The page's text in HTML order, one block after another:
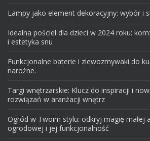
Lampy jako element dekoracyjny: wybór i
Idealna pościel dla dzieci w 2024 roku:
i estetyka snu
Funkcjonalne baterie i zlewozmywaki do
narożne.
Targi wnętrzarskie: Klucz do inspiracji i
rozwiązań w aranżacji wnętrz
Ogród w Twoim stylu: odkryj magię małej
ogrodowej i jej funkcjonalność